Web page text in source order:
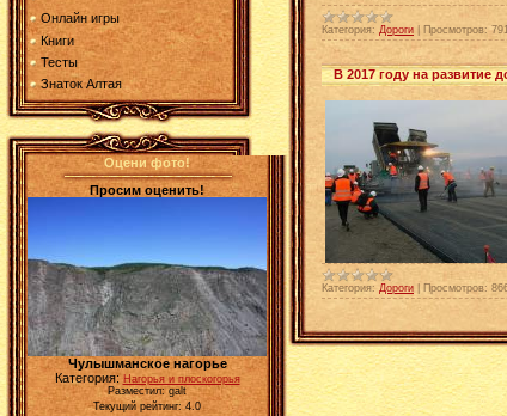
Онлайн игры
Книги
Тесты
Знаток Алтая
Оцени фото!
Просим оценить!
Чулышманское нагорье
Категория: Нагорья и плоскогорья
Разместил: galt
Текущий рейтинг: 4.0
Категория: Дороги Просмотров: 791
В 2017 году на развитие
Категория: Дороги Просмотров: